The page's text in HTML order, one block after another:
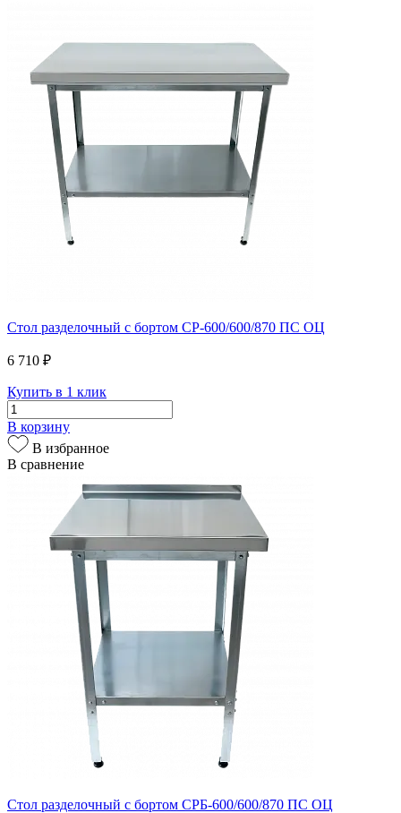
Стол разделочный с бортом СР-600/600/870 ПС ОЦ
6 710 ₽
Купить в 1 клик
В корзину
В избранное
В сравнение
Стол разделочный с бортом СРБ-600/600/870 ПС ОЦ